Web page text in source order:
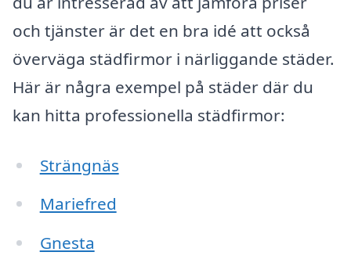
och tjänster är det en bra idé att också
överväga städfirmor i närliggande städer.
Här är några exempel på städer där du
kan hitta professionella städfirmor:
Strängnäs
Mariefred
Gnesta